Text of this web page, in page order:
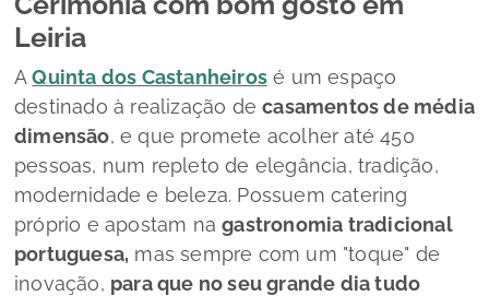
Leiria
AQuinta dos Castanheiros é um espaço
destinado à realização decasamentos de média
dimensão, e que promete acolher até 450
pessoas, num repleto de elegância, tradição,
modernidade e beleza. Possuem catering
próprio e apostam nagastronomia tradicional
portuguesa, mas sempre com um "toque" de
inovação, para que no seu grande dia tudo